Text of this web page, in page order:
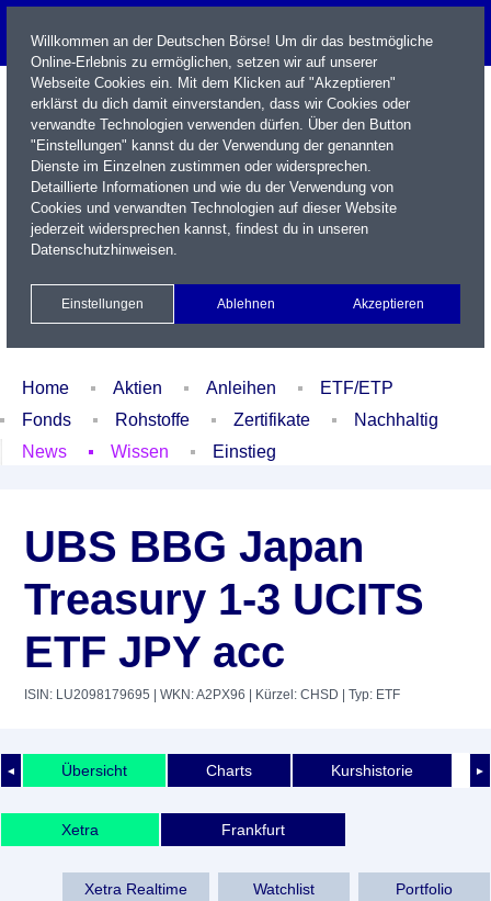
Name / WKN / ISIN / Kürzel
Xetra Realtime
Watchlist Portfolio Login
Home Aktien Anleihen
ETF/ETP
Fonds
Rohstoffe Zertifikate
Nachhaltig
News
Wissen Einstieg
UBS BBG Japan
Treasury 1-3 UCITS
ETF JPY acc
ISIN: LU2098179695 | WKN: A2PX96 | Kürzel: CHSD | Typ: ETF
◄ ►
Übersicht Charts Kurshistorie
Xetra Frankfurt
Xetra Realtime Watchlist Portfolio
Willkommen an der Deutschen Börse! Um dir das bestmögliche
Online-Erlebnis zu ermöglichen, setzen wir auf unserer
Webseite Cookies ein. Mit dem Klicken auf "Akzeptieren"
erklärst du dich damit einverstanden, dass wir Cookies oder
verwandte Technologien verwenden dürfen. Über den Button
"Einstellungen" kannst du der Verwendung der genannten
Dienste im Einzelnen zustimmen oder widersprechen.
Detaillierte Informationen und wie du der Verwendung von
Cookies und verwandten Technologien auf dieser Website
jederzeit widersprechen kannst, findest du in unseren
Datenschutzhinweisen.
Einstellungen Ablehnen Akzeptieren